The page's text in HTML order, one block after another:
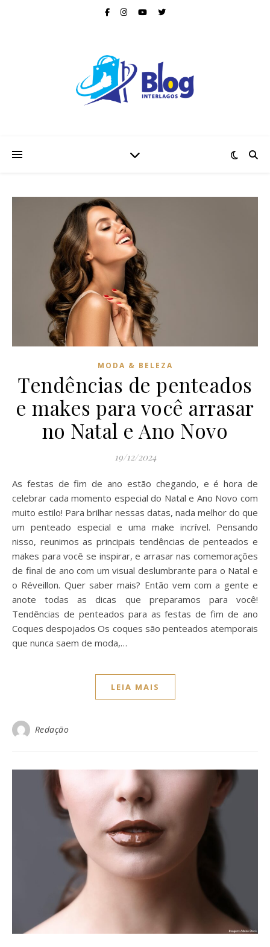
MODA & BELEZA
Tendências de penteados
e makes para você arrasar
no Natal e Ano Novo
19/12/2024
As festas de fim de ano estão chegando, e é hora de
celebrar cada momento especial do Natal e Ano Novo com
muito estilo! Para brilhar nessas datas, nada melhor do que
um penteado especial e uma make incrível. Pensando
nisso, reunimos as principais tendências de penteados e
makes para você se inspirar, e arrasar nas comemorações
de final de ano com um visual deslumbrante para o Natal e
o Réveillon. Quer saber mais? Então vem com a gente e
anote todas as dicas que preparamos para você!
Tendências de penteados para as festas de fim de ano
Coques despojados Os coques são penteados atemporais
que nunca saem de moda,…
LEIA MAIS
Redação